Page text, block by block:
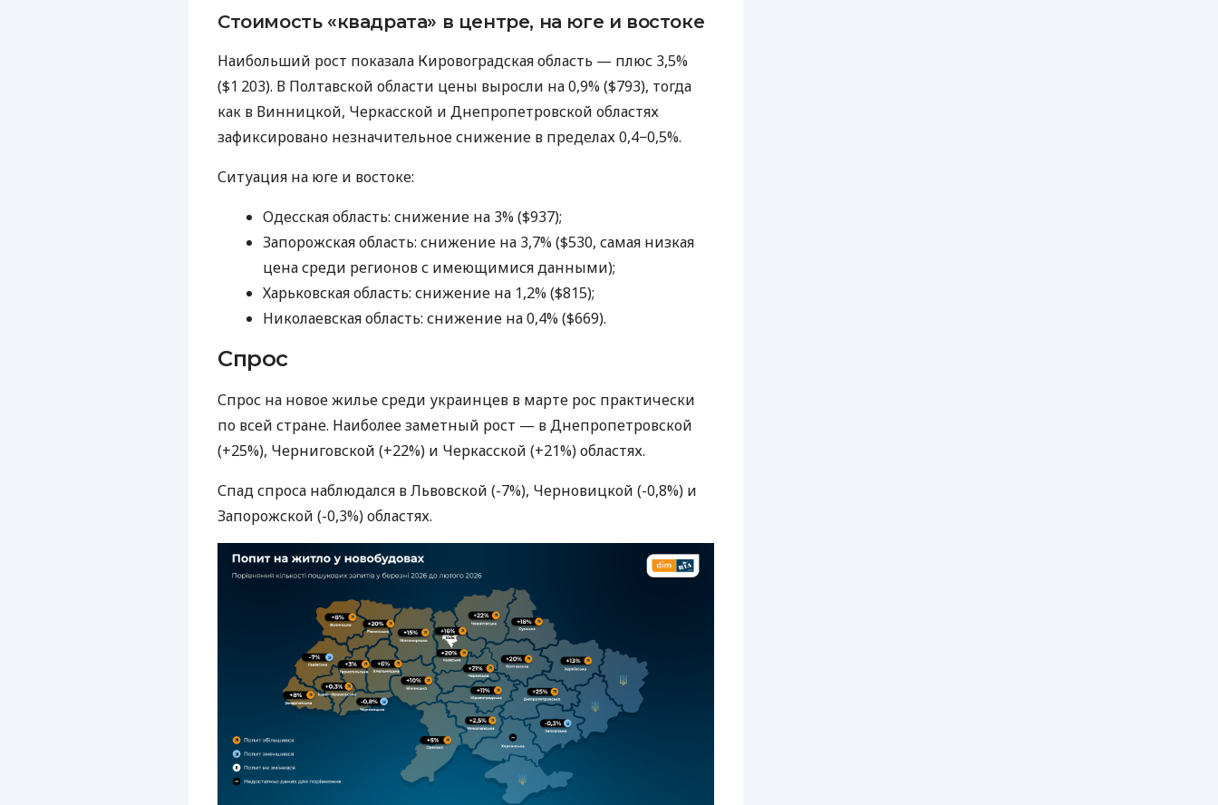
Стоимость «квадрата» в центре, на юге и востоке
Наибольший рост показала Кировоградская область — плюс 3,5%
($1 203). В Полтавской области цены выросли на 0,9% ($793), тогда
как в Винницкой, Черкасской и Днепропетровской областях
зафиксировано незначительное снижение в пределах 0,4−0,5%.
Ситуация на юге и востоке:
Одесская область: снижение на 3% ($937);
Запорожская область: снижение на 3,7% ($530, самая низкая
цена среди регионов с имеющимися данными);
Харьковская область: снижение на 1,2% ($815);
Николаевская область: снижение на 0,4% ($669).
Спрос
Спрос на новое жилье среди украинцев в марте рос практически
по всей стране. Наиболее заметный рост — в Днепропетровской
(+25%), Черниговской (+22%) и Черкасской (+21%) областях.
Спад спроса наблюдался в Львовской (-7%), Черновицкой (-0,8%) и
Запорожской (-0,3%) областях.